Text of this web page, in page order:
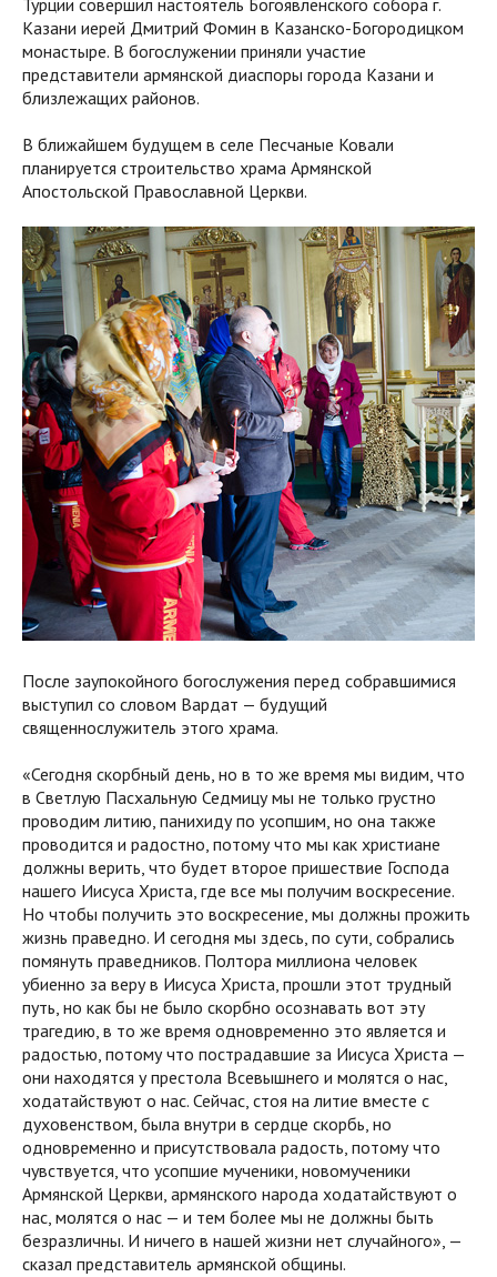
Турции совершил настоятель Богоявленского собора г.
Казани иерей Дмитрий Фомин в Казанско-Богородицком
монастыре. В богослужении приняли участие
представители армянской диаспоры города Казани и
близлежащих районов.
В ближайшем будущем в селе Песчаные Ковали
планируется строительство храма Армянской
Апостольской Православной Церкви.
После заупокойного богослужения перед собравшимися
выступил со словом Вардат — будущий
священнослужитель этого храма.
«Сегодня скорбный день, но в то же время мы видим, что
в Светлую Пасхальную Седмицу мы не только грустно
проводим литию, панихиду по усопшим, но она также
проводится и радостно, потому что мы как христиане
должны верить, что будет второе пришествие Господа
нашего Иисуса Христа, где все мы получим воскресение.
Но чтобы получить это воскресение, мы должны прожить
жизнь праведно. И сегодня мы здесь, по сути, собрались
помянуть праведников. Полтора миллиона человек
убиенно за веру в Иисуса Христа, прошли этот трудный
путь, но как бы не было скорбно осознавать вот эту
трагедию, в то же время одновременно это является и
радостью, потому что пострадавшие за Иисуса Христа —
они находятся у престола Всевышнего и молятся о нас,
ходатайствуют о нас. Сейчас, стоя на литие вместе с
духовенством, была внутри в сердце скорбь, но
одновременно и присутствовала радость, потому что
чувствуется, что усопшие мученики, новомученики
Армянской Церкви, армянского народа ходатайствуют о
нас, молятся о нас — и тем более мы не должны быть
безразличны. И ничего в нашей жизни нет случайного», —
сказал представитель армянской общины.